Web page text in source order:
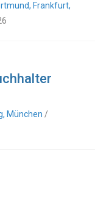
Frankfurt,
München /